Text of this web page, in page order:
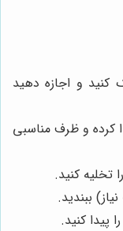
و اجازه دهید
کرده و ظرف مناسبی
تخلیه کنید.
ببندید.
پیدا کنید.